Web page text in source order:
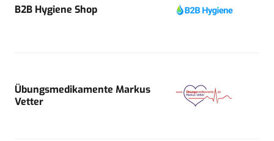
B2B Hygiene Shop
Übungsmedikamente Markus
Vetter